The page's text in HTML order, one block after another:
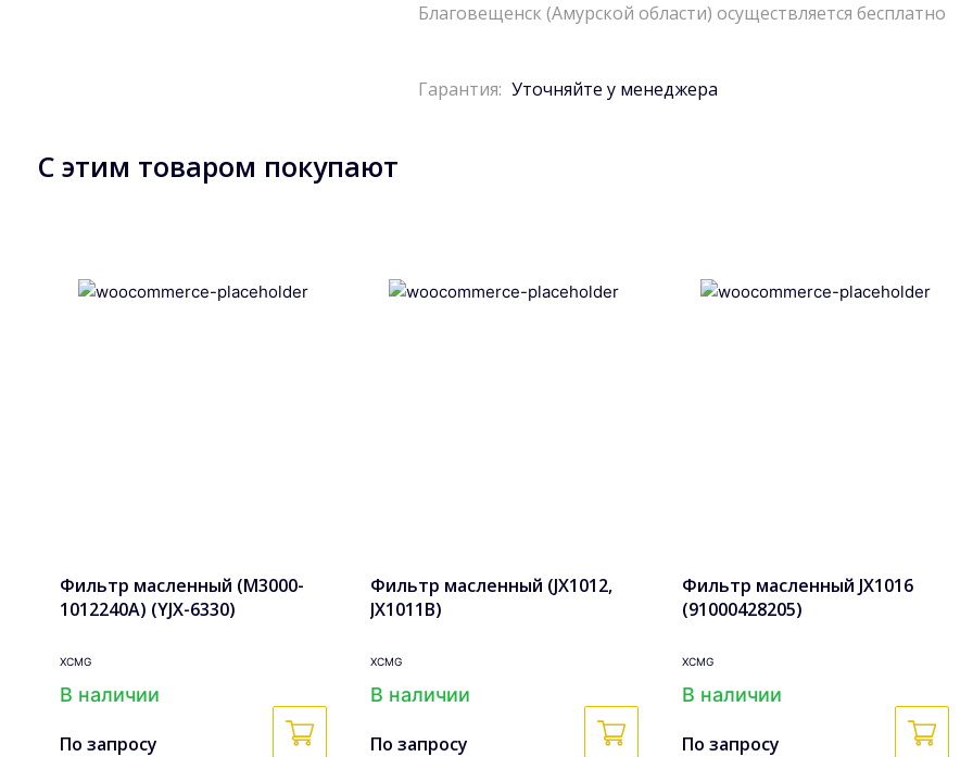
Благовещенск (Амурской области) осуществляется бесплатно
Гарантия: Уточняйте у менеджера
С этим товаром покупают
Фильтр масленный (M3000-
1012240A) (YJX-6330)
XCMG
В наличии
По запросу
Фильтр масленный (JX1012,
JX1011B)
XCMG
В наличии
По запросу
Фильтр масленный JX1016
(91000428205)
XCMG
В наличии
По запросу